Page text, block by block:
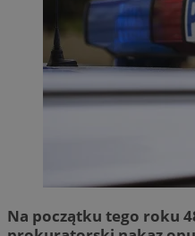
Na początku tego roku